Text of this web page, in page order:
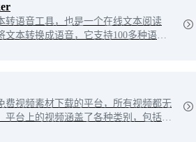
用途。
转语音工具，也是一个在线文本阅读
文本转换成语音，它支持100多种语言
费视频素材下载的平台，所有视频都无
平台上的视频涵盖了各种类别，包括自